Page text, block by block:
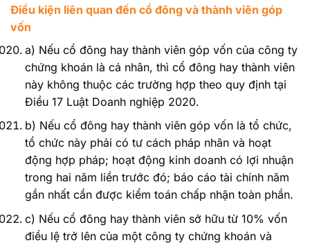
Điều kiện liên quan đến cổ đông và thành viên góp
vốn
a) Nếu cổ đông hay thành viên góp vốn của công ty
chứng khoán là cá nhân, thì cổ đông hay thành viên
này không thuộc các trường hợp theo quy định tại
Điều 17 Luật Doanh nghiệp 2020.
b) Nếu cổ đông hay thành viên góp vốn là tổ chức,
tổ chức này phải có tư cách pháp nhân và hoạt
động hợp pháp; hoạt động kinh doanh có lợi nhuận
trong hai năm liền trước đó; báo cáo tài chính năm
gần nhất cần được kiểm toán chấp nhận toàn phần.
c) Nếu cổ đông hay thành viên sở hữu từ 10% vốn
điều lệ trở lên của một công ty chứng khoán và